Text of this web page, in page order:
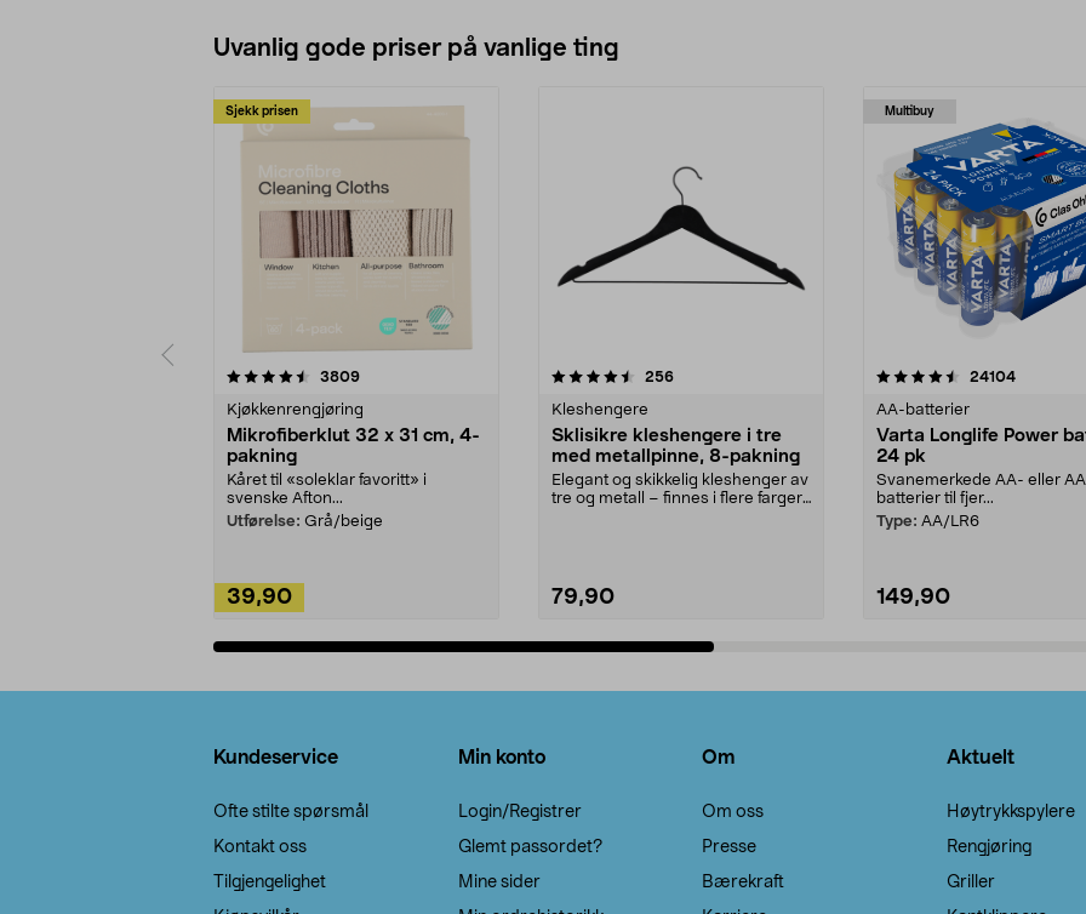
Uvanlig gode priser på vanlige ting
Sjekk prisen
3809anmeldelser
Kjøkkenrengjøring
Mikrofiberklut 32 x 31 cm, 4-
pakning
Kåret til «soleklar favoritt» i
svenske Afton...
Utførelse: Grå/beige
39,90
4.5av 5 stjerner 256anmeldelser
Kleshengere
Sklisikre kleshengere i tre
med metallpinne, 8-pakning
Elegant og skikkelig kleshenger av
tre og metall – finnes i flere farger.
79,90
Multibuy
4.5av 5 stjerner 24104
AA-batterier
Varta Longlife Power
24 pk
Svanemerkede AA- eller
batterier til fjer...
Type: AA/LR6
149,90
4.5av 5 stjerner
Kundeservice
Ofte stilte spørsmål
Kontakt oss
Tilgjengelighet
Min konto
Login/Registrer
Glemt passordet?
Mine sider
Om
Om oss
Presse
Bærekraft
Aktuelt
Høytrykkspylere
Rengjøring
Griller